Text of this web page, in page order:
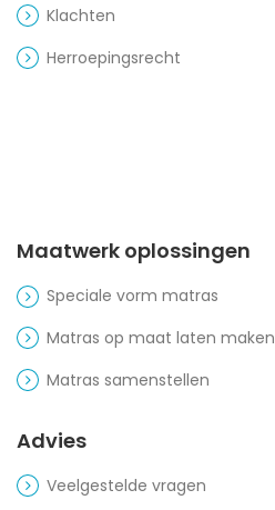
Klachten
Herroepingsrecht
Maatwerk oplossingen
Speciale vorm matras
Matras op maat laten maken
Matras samenstellen
Advies
Veelgestelde vragen